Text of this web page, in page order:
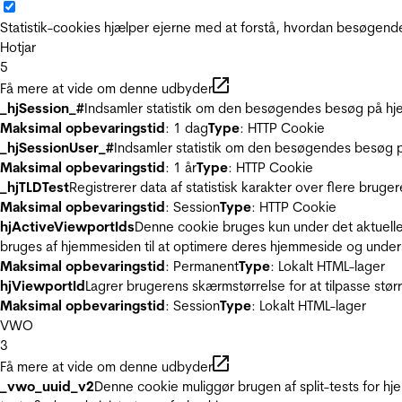
Statistik-cookies hjælper ejerne med at forstå, hvordan
Hotjar
5
Få mere at vide om denne udbyder
_hjSession_#Indsamler statistik om den besøgendes besøg på
Maksimal opbevaringstid: 1 dagType: HTTP Cookie
_hjSessionUser_#Indsamler statistik om den besøgendes
Maksimal opbevaringstid: 1 årType: HTTP Cookie
_hjTLDTestRegistrerer data af statistisk karakter over flere
Maksimal opbevaringstid: SessionType: HTTP Cookie
hjActiveViewportIdsDenne cookie bruges kun under det
bruges af hjemmesiden til at optimere deres hjemmeside og
Maksimal opbevaringstid: PermanentType: Lokalt HTML-lager
hjViewportIdLagrer brugerens skærmstørrelse for at tilpasse
Maksimal opbevaringstid: SessionType: Lokalt HTML-lager
VWO
3
Få mere at vide om denne udbyder
_vwo_uuid_v2Denne cookie muliggør brugen af split-tests for